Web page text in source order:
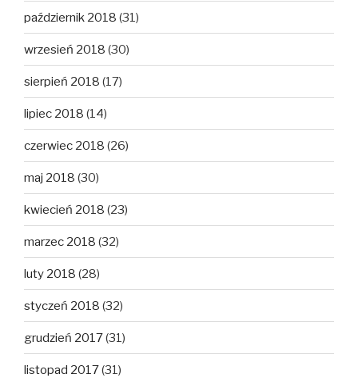
październik 2018 (31)
wrzesień 2018 (30)
sierpień 2018 (17)
lipiec 2018 (14)
czerwiec 2018 (26)
maj 2018 (30)
kwiecień 2018 (23)
marzec 2018 (32)
luty 2018 (28)
styczeń 2018 (32)
grudzień 2017(31)
listopad 2017(31)